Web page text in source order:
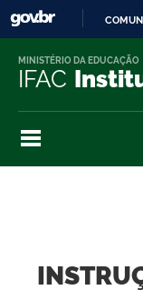
IFAC
MINISTÉRIO DA EDUCAÇÃO